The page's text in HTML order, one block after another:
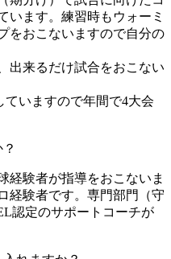
います。練習時もウォーミ
をおこないますので自分の
出来るだけ試合をおこない
ていますので年間で4大会
経験者が指導をおこないま
経験者です。専門部門（守
認定のサポートコーチが